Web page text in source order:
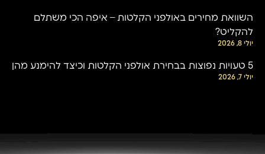
השוואת מחירים באולפני הקלטות – איפה הכי משתלם
להקליט?
יולי 8, 2026
5 טעויות נפוצות בבחירת אולפני הקלטות וכיצד להימנע מהן
יולי 7, 2026